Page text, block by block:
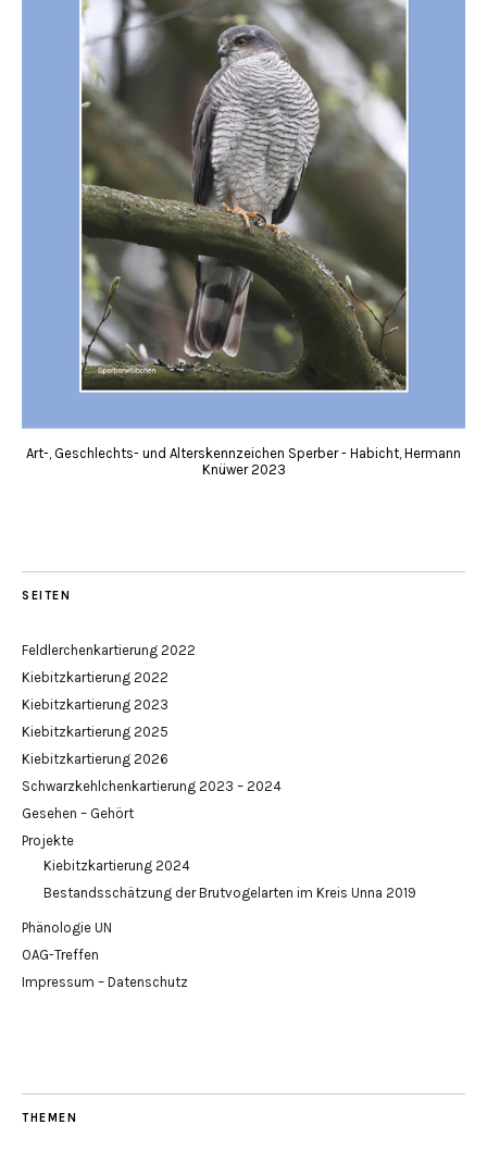
Art-, Geschlechts- und Alterskennzeichen Sperber - Habicht, Hermann
Knüwer 2023
SEITEN
Feldlerchenkartierung 2022
Kiebitzkartierung 2022
Kiebitzkartierung 2023
Kiebitzkartierung 2025
Kiebitzkartierung 2026
Schwarzkehlchenkartierung 2023 – 2024
Gesehen – Gehört
Projekte
Kiebitzkartierung 2024
Bestandsschätzung der Brutvogelarten im Kreis Unna 2019
Phänologie UN
OAG-Treffen
Impressum – Datenschutz
THEMEN